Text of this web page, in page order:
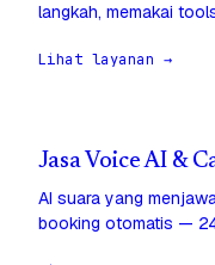
langkah, memakai
Lihat layanan →
Jasa Voice AI &
AI suara yang
booking otomatis —